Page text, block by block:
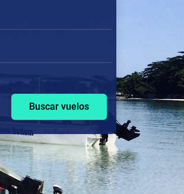
Buscar vuelos